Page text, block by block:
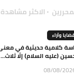
الاكثر مشاهدة
وآراء
كلامية حديثية في
(عليه السلام) إلّا ثلاث...
08/08/